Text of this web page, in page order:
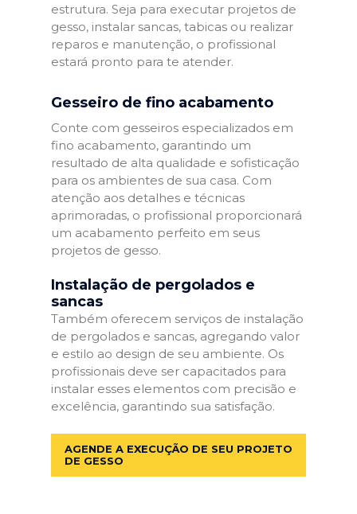
estrutura. Seja para executar projetos de
gesso, instalar sancas, tabicas ou realizar
reparos e manutenção, o profissional
estará pronto para te atender.
Gesseiro de fino acabamento
Conte com gesseiros especializados em
fino acabamento, garantindo um
resultado de alta qualidade e sofisticação
para os ambientes de sua casa. Com
atenção aos detalhes e técnicas
aprimoradas, o profissional proporcionará
um acabamento perfeito em seus
projetos de gesso.
Instalação de pergolados e
sancas
Também oferecem serviços de instalação
de pergolados e sancas, agregando valor
e estilo ao design de seu ambiente. Os
profissionais deve ser capacitados para
instalar esses elementos com precisão e
excelência, garantindo sua satisfação.
AGENDE A EXECUÇÃO DE SEU PROJETO
DE GESSO